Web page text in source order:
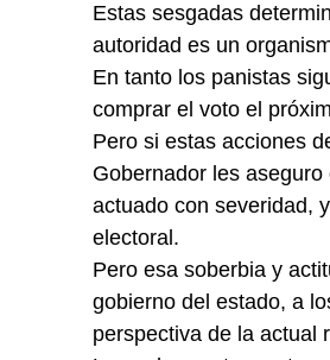
Estas sesgadas
autoridad es un
En tanto los panistas
comprar el voto el
Pero si estas acciones
Gobernador les
actuado con severidad,
electoral.
Pero esa soberbia y
gobierno del estado, a
perspectiva de la actual